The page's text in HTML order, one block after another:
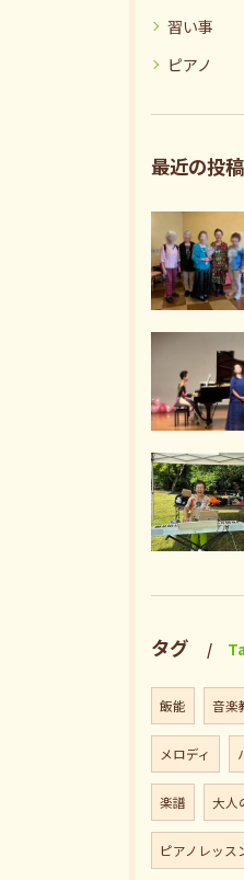
習い事
ピアノ
最近の投稿
タグ
飯能 音楽
メロディ
楽譜 大人
ピアノレッス